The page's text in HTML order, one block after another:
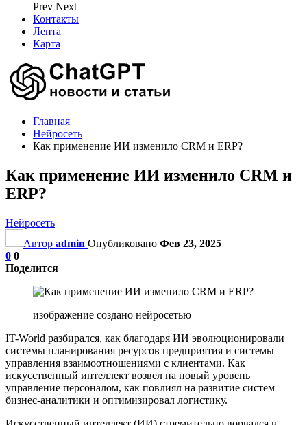
Prev Next
Контакты
Лента
Карта
Главная
Нейросеть
Как применение ИИ изменило CRM и ERP?
Как применение ИИ изменило CRM и
ERP?
Нейросеть
Автор admin Опубликовано Фев 23, 2025
0 0
Поделится
изображение создано нейросетью
IT-World разбирался, как благодаря ИИ эволюционировали
системы планирования ресурсов предприятия и системы
управления взаимоотношениями с клиентами. Как
искусственный интеллект возвел на новый уровень
управление персоналом, как повлиял на развитие систем
бизнес-аналитики и оптимизировал логистику.